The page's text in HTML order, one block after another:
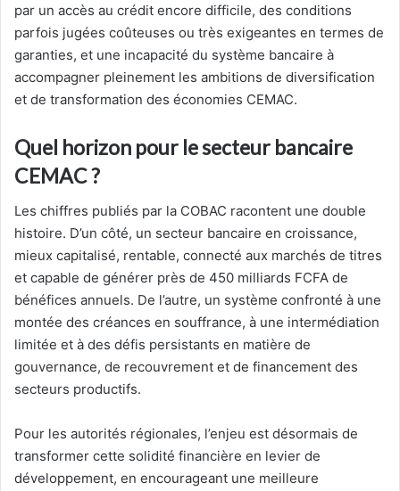
par un accès au crédit encore difficile, des conditions
parfois jugées coûteuses ou très exigeantes en termes de
garanties, et une incapacité du système bancaire à
accompagner pleinement les ambitions de diversification
et de transformation des économies CEMAC.
Quel horizon pour le secteur bancaire
CEMAC ?
Les chiffres publiés par la COBAC racontent une double
histoire. D’un côté, un secteur bancaire en croissance,
mieux capitalisé, rentable, connecté aux marchés de titres
et capable de générer près de 450 milliards FCFA de
bénéfices annuels. De l’autre, un système confronté à une
montée des créances en souffrance, à une intermédiation
limitée et à des défis persistants en matière de
gouvernance, de recouvrement et de financement des
secteurs productifs.
Pour les autorités régionales, l’enjeu est désormais de
transformer cette solidité financière en levier de
développement, en encourageant une meilleure